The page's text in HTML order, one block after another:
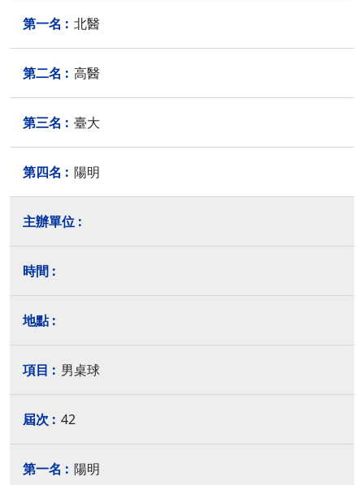
北醫
高醫
臺大
陽明
男桌球
42
陽明